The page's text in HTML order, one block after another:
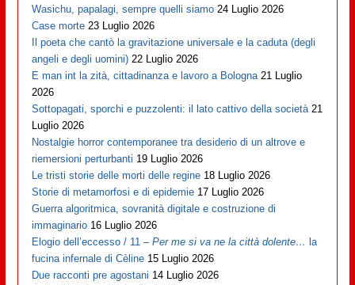
Wasichu, papalagi, sempre quelli siamo 24 Luglio 2026
Case morte 23 Luglio 2026
Il poeta che cantò la gravitazione universale e la caduta (degli
angeli e degli uomini) 22 Luglio 2026
E man int la zità, cittadinanza e lavoro a Bologna 21 Luglio
2026
Sottopagati, sporchi e puzzolenti: il lato cattivo della società 21
Luglio 2026
Nostalgie horror contemporanee tra desiderio di un altrove e
riemersioni perturbanti 19 Luglio 2026
Le tristi storie delle morti delle regine 18 Luglio 2026
Storie di metamorfosi e di epidemie 17 Luglio 2026
Guerra algoritmica, sovranità digitale e costruzione di
immaginario 16 Luglio 2026
Elogio dell’eccesso / 11 –Per me si va ne la città dolente… la
fucina infernale di Cèline 15 Luglio 2026
Due racconti pre agostani 14 Luglio 2026